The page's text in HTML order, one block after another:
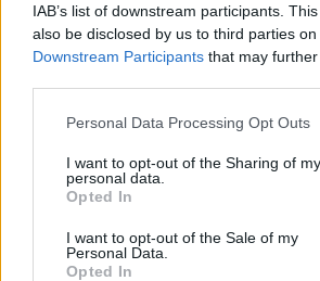
IAB’s list of downstream participants.
also be disclosed by us to third parties on
Downstream Participants that may
Personal Data Processing Opt Outs
I want to opt-out of the Sharing of my
personal data.
Opted In
I want to opt-out of the Sale of my
Personal Data.
Opted In
Το νέο BYD ATTO 3
διαθέσιμο με
αυτονομία έως 510